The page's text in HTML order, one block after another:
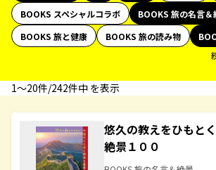
BOOKS スペシャルコラボ
BOOKS 旅の名言＆
BOOKS 旅と健康
BOOKS 旅の読み物
1〜20件/242件中 を表示
悠久の教えをひもと
絶景１００